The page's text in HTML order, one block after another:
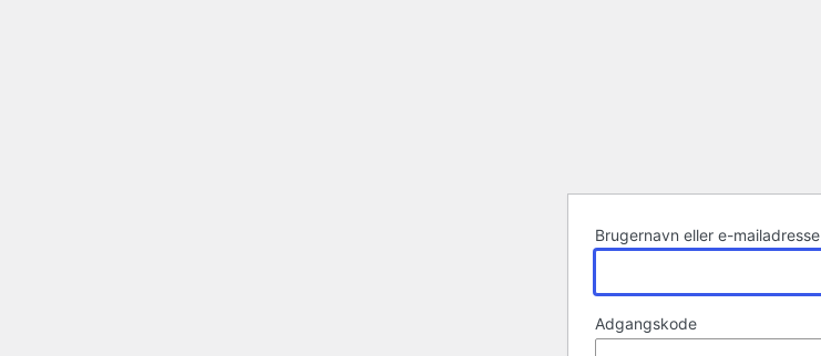
Brugernavn eller e-mailadresse
Adgangskode